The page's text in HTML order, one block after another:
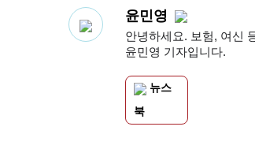
윤민영
안녕하세요. 보험, 여신
윤민영 기자입니다.
뉴스
북